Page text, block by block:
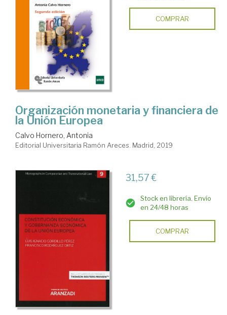
COMPRAR
Organización monetaria y financiera de
la Unión Europea
Calvo Hornero, Antonia
Editorial Universitaria Ramón Areces. Madrid, 2019
31,57 €
Stock en librería. Envío
en 24/48 horas
COMPRAR